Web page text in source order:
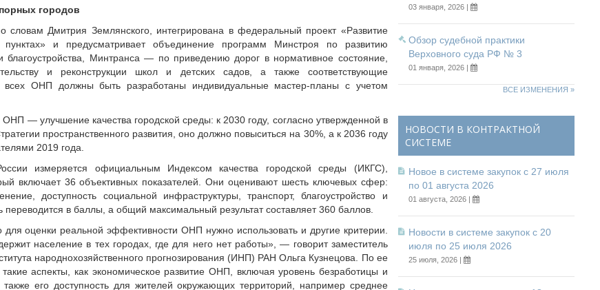
городов
Дмитрия Землянского, интегрирована в федеральный проект «Развитие
и предусматривает объединение программ Минстроя по развитию
благоустройства, Минтранса — по приведению дорог в нормативное состояние,
и реконструкции школ и детских садов, а также соответствующие
всех ОНП должны быть разработаны индивидуальные мастер-планы с учетом
— улучшение качества городской среды: к 2030 году, согласно утвержденной в
пространственного развития, оно должно повыситься на 30%, а к 2036 году
2019 года.
измеряется официальным Индексом качества городской среды (ИКГС),
включает 36 объективных показателей. Они оценивают шесть ключевых сфер:
доступность социальной инфраструктуры, транспорт, благоустройство и
переводится в баллы, а общий максимальный результат составляет 360 баллов.
для оценки реальной эффективности ОНП нужно использовать и другие критерии.
население в тех городах, где для него нет работы», — говорит заместитель
народнохозяйственного прогнозирования (ИНП) РАН Ольга Кузнецова. По ее
аспекты, как экономическое развитие ОНП, включая уровень безработицы и
его доступность для жителей окружающих территорий, например среднее
03 января, 2026 |
Обзор судебной практики
Верховного суда РФ № 3
01 января, 2026 |
ВСЕ ИЗМЕНЕНИЯ »
НОВОСТИ В КОНТРАКТНОЙ
СИСТЕМЕ
Новое в системе закупок с 27 июля
по 01 августа 2026
01 августа, 2026 |
Новости в системе закупок с 20
июля по 25 июля 2026
25 июля, 2026 |